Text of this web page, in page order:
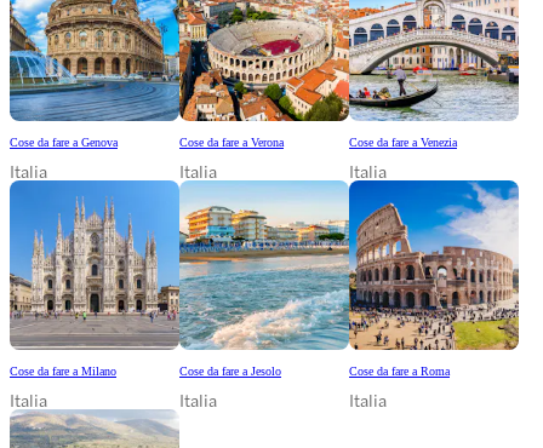
Cose da fare a Genova
Italia
Cose da fare a Verona
Italia
Cose da fare a Venezia
Italia
Cose da fare a Milano
Italia
Cose da fare a Jesolo
Italia
Cose da fare a Roma
Italia